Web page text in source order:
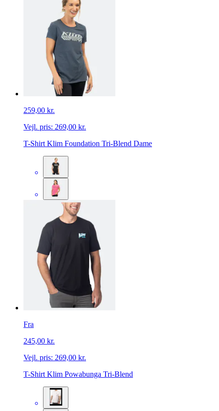
259,00 kr.
Vejl. pris: 269,00 kr.
T-Shirt Klim Foundation Tri-Blend Dame
Fra
245,00 kr.
Vejl. pris: 269,00 kr.
T-Shirt Klim Powabunga Tri-Blend